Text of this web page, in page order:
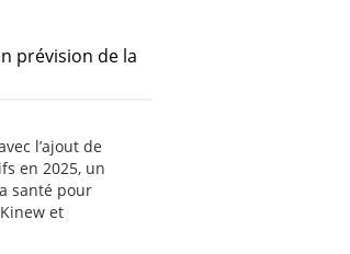
prévision de la
l’ajout de
en 2025, un
santé pour
et